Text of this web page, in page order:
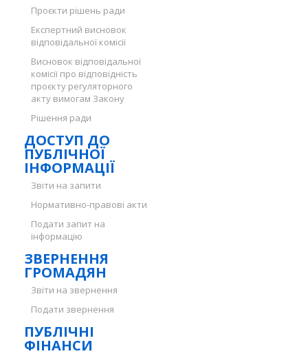
Проєкти рішень ради
Експертний висновок
відповідальної комісії
Висновок відповідальної
комісії про відповідність
проєкту регуляторного
акту вимогам Закону
Рішення ради
ДОСТУП ДО
ПУБЛІЧНОЇ
ІНФОРМАЦІЇ
Звіти на запити
Нормативно-правові акти
Подати запит на
інформацію
ЗВЕРНЕННЯ
ГРОМАДЯН
Звіти на звернення
Подати звернення
ПУБЛІЧНІ
ФІНАНСИ